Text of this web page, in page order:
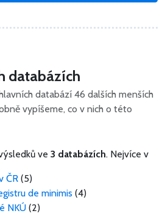
databázích
databází 46 dalších menších
vypíšeme, co v nich o této
ve 3 databázích. Nejvíce v
ČR (5)
de minimis (4)
NKÚ (2)